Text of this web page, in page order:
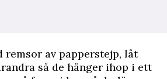
remsor av papperstejp, låt
så de hänger ihop i ett